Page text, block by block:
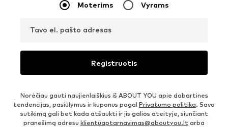
Moterims Vyrams
Tavo el. pašto adresas
Registruotis
Norėčiau gauti naujienlaiškius iš ABOUT YOU apie dabartines
tendencijas, pasiūlymus ir kuponus pagal Privatumo politika. Savo
sutikimą gali bet kada atšaukti ir jis galios ateityje, siunčiant
pranešimą adresu klientuaptarnavimas@aboutyou.lt arba